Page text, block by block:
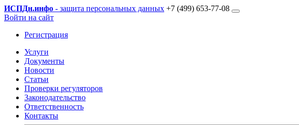
ИСПДн.инфо - защита персональных данных +7 (499) 653-77-08
Войти на сайт
Регистрация
Услуги
Документы
Новости
Статьи
Проверки регуляторов
Законодательство
Ответственность
Контакты